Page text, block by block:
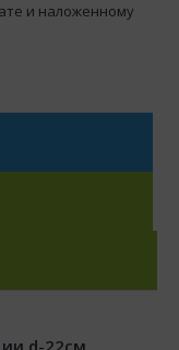
и наложенному